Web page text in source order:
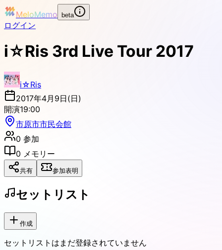
MeloMemo beta
ログイン
i☆Ris 3rd Live Tour 2017
i☆Ris
2017年4月9日(日)
開演19:00
市原市市民会館
0 参加
0 メモリー
共有 参加表明
セットリスト
作成
セットリストはまだ登録されていません